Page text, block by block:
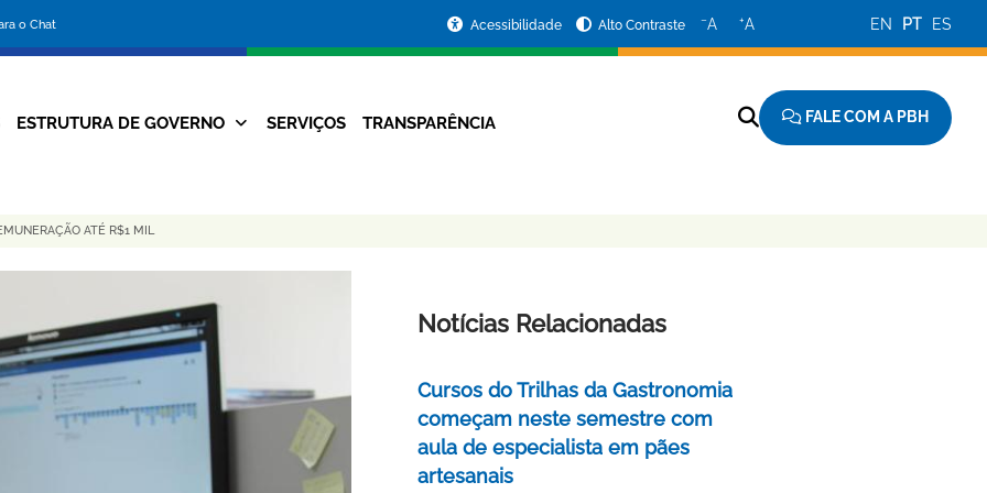
o Chat
da
Prefeitura
Acessibilidade Alto Contraste −A +A EN PT ES
Navegação
ESTRUTURA DE GOVERNO SERVIÇOS TRANSPARÊNCIA FALE COM A PBH
ATÉ R$1 MIL
Notícias Relacionadas
Cursos do Trilhas da Gastronomia
começam neste semestre com
aula de especialista em pães
artesanais